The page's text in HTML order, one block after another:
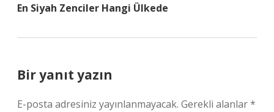
En Siyah Zenciler Hangi Ülkede
Bir yanıt yazın
E-posta adresiniz yayınlanmayacak. Gerekli alanlar*